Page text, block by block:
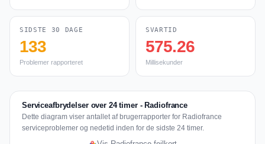
SIDSTE 30 DAGE
133
Problemer rapporteret
SVARTID
575.26
Millisekunder
Serviceafbrydelser over 24 timer - Radiofrance
Dette diagram viser antallet af brugerrapporter for Radiofrance
serviceproblemer og nedetid inden for de sidste 24 timer.